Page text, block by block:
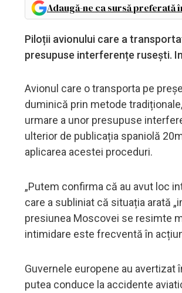
Adaugă-ne ca sursă preferată
Piloții avionului care a
presupuse interferențe rusești.
Avionul care o transporta pe
duminică prin metode
urmare a unor presupuse
ulterior de publicația spaniolă
aplicarea acestei proceduri.
„Putem confirma că au avut loc
care a subliniat că situația arată
presiunea Moscovei se resimte
intimidare este frecventă în
Guvernele europene au avertizat
putea conduce la accidente